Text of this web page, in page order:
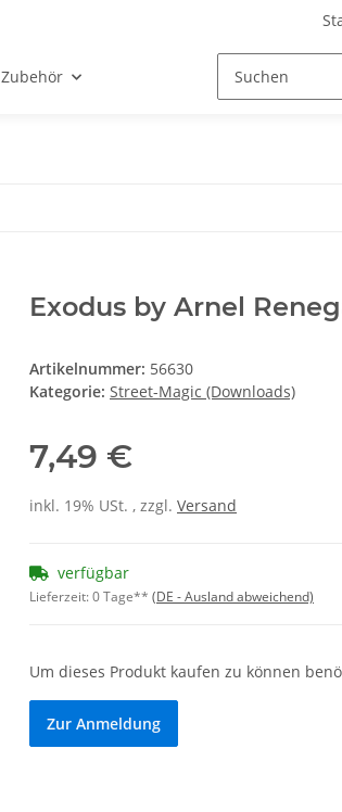
Zubehör
Exodus by Arnel
Artikelnummer: 56630
Kategorie: Street-Magic (Downloads)
7,49 €
inkl. 19% USt. , zzgl. Versand
verfügbar
Lieferzeit:0 Tage** (DE - Ausland abweichend)
Um dieses Produkt kaufen zu können
Zur Anmeldung